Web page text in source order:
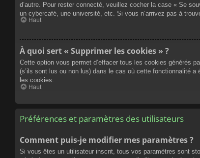
d’autre. Pour rester connecté, veuillez cocher la case « Se
un cybercafé, une université, etc. Si vous n’arrivez pas à
Haut
À quoi sert « Supprimer les cookies » ?
Cette option vous permet d’effacer tous les cookies générés
(s’ils sont lus ou non lus) dans le cas où cette fonctionnalité
les cookies.
Haut
Préférences et paramètres des utilisateurs
Comment puis-je modifier mes paramètres ?
Si vous êtes un utilisateur inscrit, tous vos paramètres sont